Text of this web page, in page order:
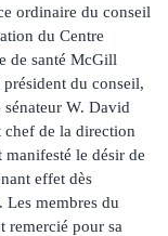
ordinaire du conseil
du Centre
de santé McGill
du conseil,
sénateur W. David
chef de la direction
le désir de
effet dès
Les membres du
remercié pour sa